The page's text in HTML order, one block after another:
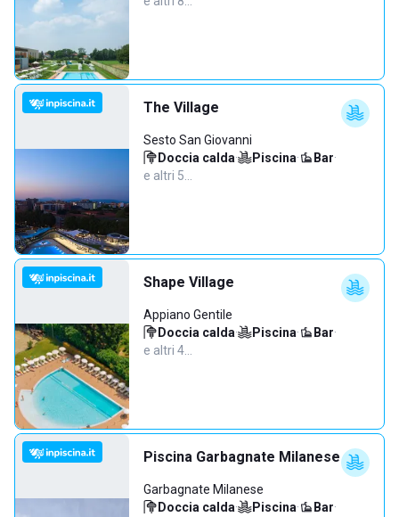
The Village
Sesto San Giovanni
Doccia calda· Piscina· Bar·
e altri 5…
Shape Village
Appiano Gentile
Doccia calda· Piscina· Bar·
e altri 4…
Piscina Garbagnate Milanese
Garbagnate Milanese
Doccia calda· Piscina· Bar·